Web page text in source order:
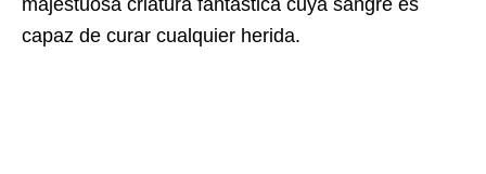
majestuosa criatura fantástica cuya sangre es
capaz de curar cualquier herida.